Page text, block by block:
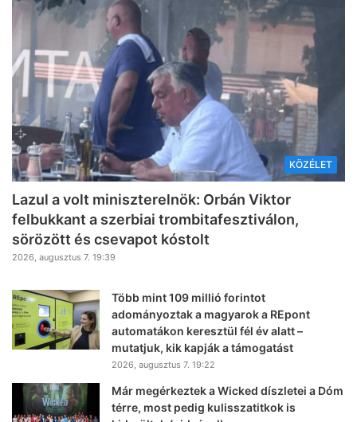
KÖZÉLET
Lazul a volt miniszterelnök: Orbán Viktor
felbukkant a szerbiai trombitafesztiválon,
sörözött és csevapot kóstolt
2026, augusztus 7. 19:39
Több mint 109 millió forintot
adományoztak a magyarok a REpont
automatákon keresztül fél év alatt –
mutatjuk, kik kapják a támogatást
2026, augusztus 7. 19:22
Már megérkeztek a Wicked díszletei a Dóm
térre, most pedig kulisszatitkok is